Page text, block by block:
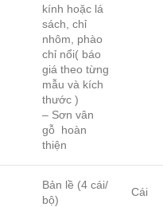
kính hoặc lá
sách, chỉ
nhôm, phào
chỉ nổi( báo
giá theo từng
mẫu và kích
thước )
– Sơn vân
gỗ hoàn
thiện
Bản lề (4 cái/
bộ)
Cái